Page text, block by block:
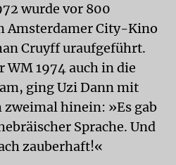
wurde vor 800
Amsterdamer City-Kino
Cruyff uraufgeführt.
WM 1974 auch in die
ging Uzi Dann mit
hinein: »Es gab
Sprache. Und
zauberhaft!«